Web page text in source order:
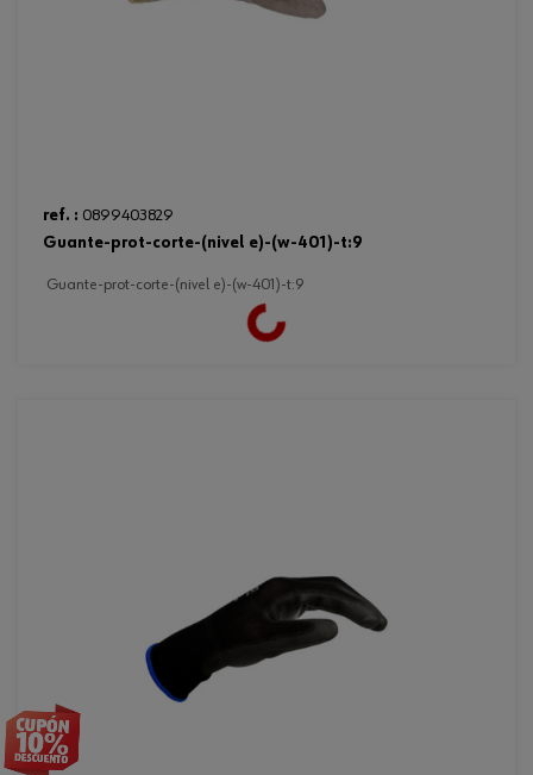
ref. : 0899403829
guante-prot-corte-(nivel e)-(w-401)-t:9
guante-prot-corte-(nivel e)-(w-401)-t:9
Loading...